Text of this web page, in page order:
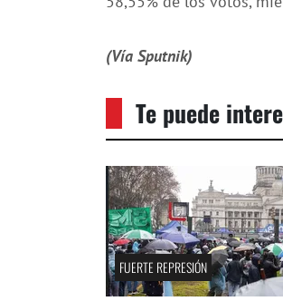
(Vía Sputnik)
Te puede
FUERTE REPRESIÓN